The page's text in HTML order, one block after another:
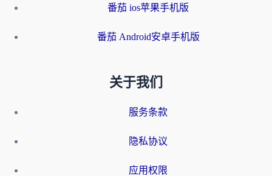
番茄 ios苹果手机版
番茄 Android安卓手机版
关于我们
服务条款
隐私协议
应用权限